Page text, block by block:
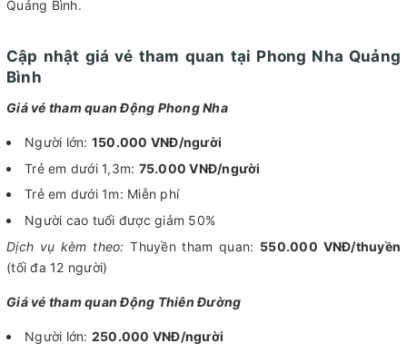
Quảng Bình.
Cập nhật giá vé tham quan tại Phong Nha Quảng
Bình
Giá vé tham quan Động Phong Nha
Người lớn: 150.000 VNĐ/người
Trẻ em dưới 1,3m: 75.000 VNĐ/người
Trẻ em dưới 1m: Miễn phí
Người cao tuổi được giảm 50%
Dịch vụ kèm theo: Thuyền tham quan: 550.000 VNĐ/thuyền
(tối đa 12 người)
Giá vé tham quan Động Thiên Đường
Người lớn: 250.000 VNĐ/người